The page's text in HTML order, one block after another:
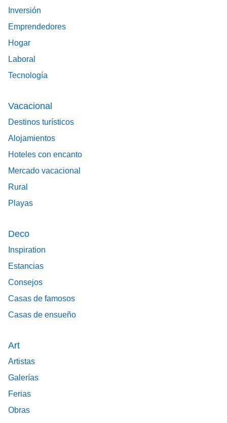
Inversión
Emprendedores
Hogar
Laboral
Tecnología
Vacacional
Destinos turísticos
Alojamientos
Hoteles con encanto
Mercado vacacional
Rural
Playas
Deco
Inspiration
Estancias
Consejos
Casas de famosos
Casas de ensueño
Art
Artistas
Galerías
Ferias
Obras